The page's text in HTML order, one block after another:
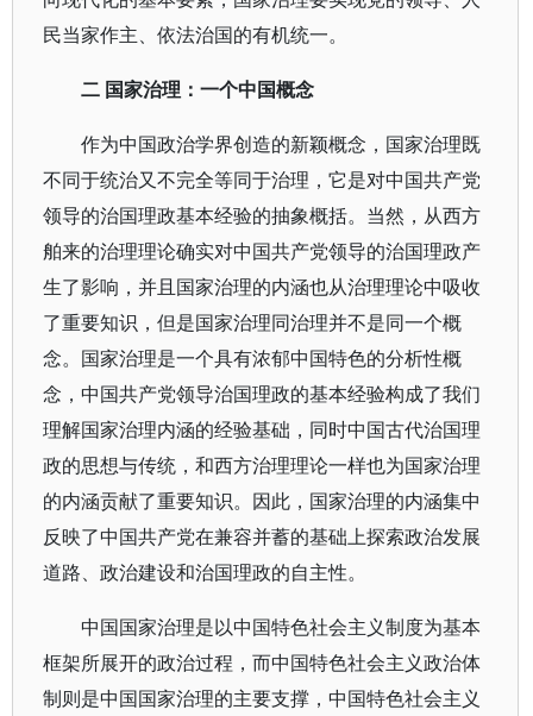
民当家作主、依法治国的有机统一。
二 国家治理：一个中国概念
作为中国政治学界创造的新颖概念，国家治理既
不同于统治又不完全等同于治理，它是对中国共产党
领导的治国理政基本经验的抽象概括。当然，从西方
舶来的治理理论确实对中国共产党领导的治国理政产
生了影响，并且国家治理的内涵也从治理理论中吸收
了重要知识，但是国家治理同治理并不是同一个概
念。国家治理是一个具有浓郁中国特色的分析性概
念，中国共产党领导治国理政的基本经验构成了我们
理解国家治理内涵的经验基础，同时中国古代治国理
政的思想与传统，和西方治理理论一样也为国家治理
的内涵贡献了重要知识。因此，国家治理的内涵集中
反映了中国共产党在兼容并蓄的基础上探索政治发展
道路、政治建设和治国理政的自主性。
中国国家治理是以中国特色社会主义制度为基本
框架所展开的政治过程，而中国特色社会主义政治体
制则是中国国家治理的主要支撑，中国特色社会主义